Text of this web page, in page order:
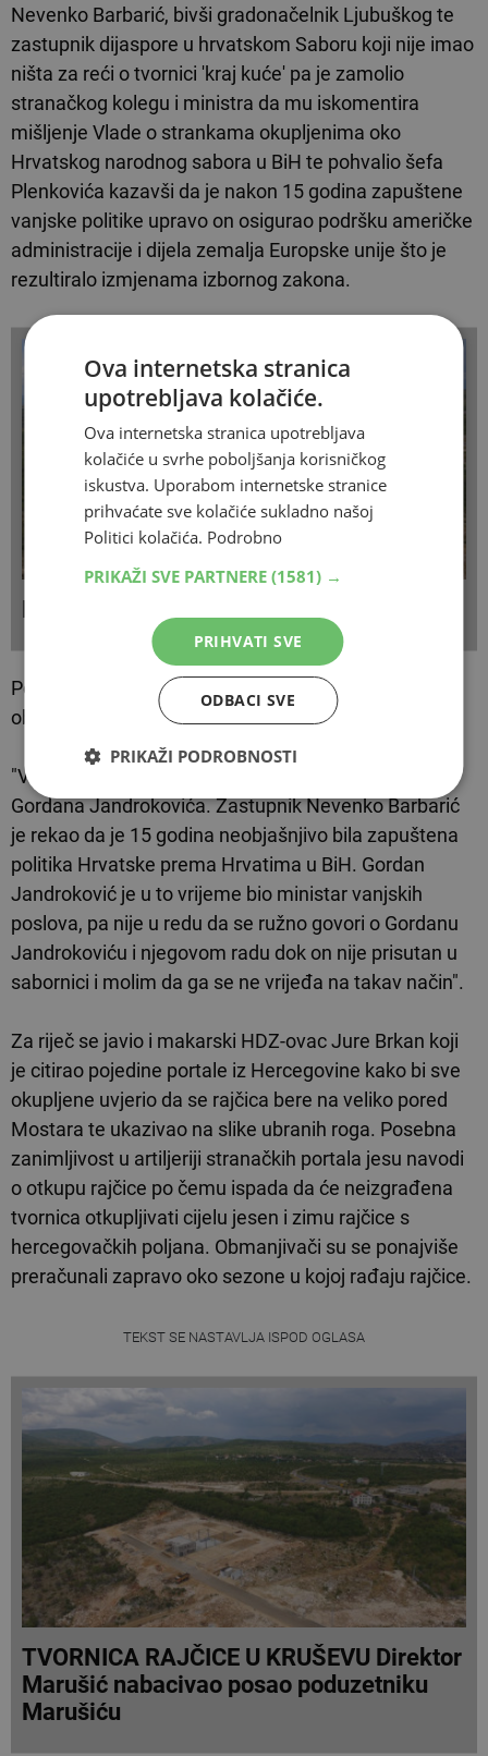
Nevenko Barbarić, bivši gradonačelnik Ljubuškog te
zastupnik dijaspore u hrvatskom Saboru koji nije imao
ništa za reći o tvornici 'kraj kuće' pa je zamolio
stranačkog kolegu i ministra da mu iskomentira
mišljenje Vlade o strankama okupljenima oko
Hrvatskog narodnog sabora u BiH te pohvalio šefa
Plenkovića kazavši da je nakon 15 godina zapuštene
vanjske politike upravo on osigurao podršku američke
administracije i dijela zemalja Europske unije što je
rezultiralo izmjenama izbornog zakona.
PROĐE GODINA Ni “k” od kavada
Povredu poslovnika prijavio je Raspudić koji je stao u
obranu Gordana Jandrokovića.
"Vrijeđa se i omalovažava predsjednika Sabora
Gordana Jandrokovića. Zastupnik Nevenko Barbarić
je rekao da je 15 godina neobjašnjivo bila zapuštena
politika Hrvatske prema Hrvatima u BiH. Gordan
Jandroković je u to vrijeme bio ministar vanjskih
poslova, pa nije u redu da se ružno govori o Gordanu
Jandrokoviću i njegovom radu dok on nije prisutan u
sabornici i molim da ga se ne vrijeđa na takav način".
Za riječ se javio i makarski HDZ-ovac Jure Brkan koji
je citirao pojedine portale iz Hercegovine kako bi sve
okupljene uvjerio da se rajčica bere na veliko pored
Mostara te ukazivao na slike ubranih roga. Posebna
zanimljivost u artiljeriji stranačkih portala jesu navodi
o otkupu rajčice po čemu ispada da će neizgrađena
tvornica otkupljivati cijelu jesen i zimu rajčice s
hercegovačkih poljana. Obmanjivači su se ponajviše
preračunali zapravo oko sezone u kojoj rađaju rajčice.
TEKST SE NASTAVLJA ISPOD OGLASA
TVORNICA RAJČICE U KRUŠEVU Direktor
Marušić nabacivao posao poduzetniku
Marušiću
Ova internetska stranica
upotrebljava kolačiće.
Ova internetska stranica upotrebljava
kolačiće u svrhe poboljšanja korisničkog
iskustva. Uporabom internetske stranice
prihvaćate sve kolačiće sukladno našoj
Politici kolačića. Podrobno
PRIKAŽI SVE PARTNERE (1581) →
PRIHVATI SVE
ODBACI SVE
PRIKAŽI PODROBNOSTI